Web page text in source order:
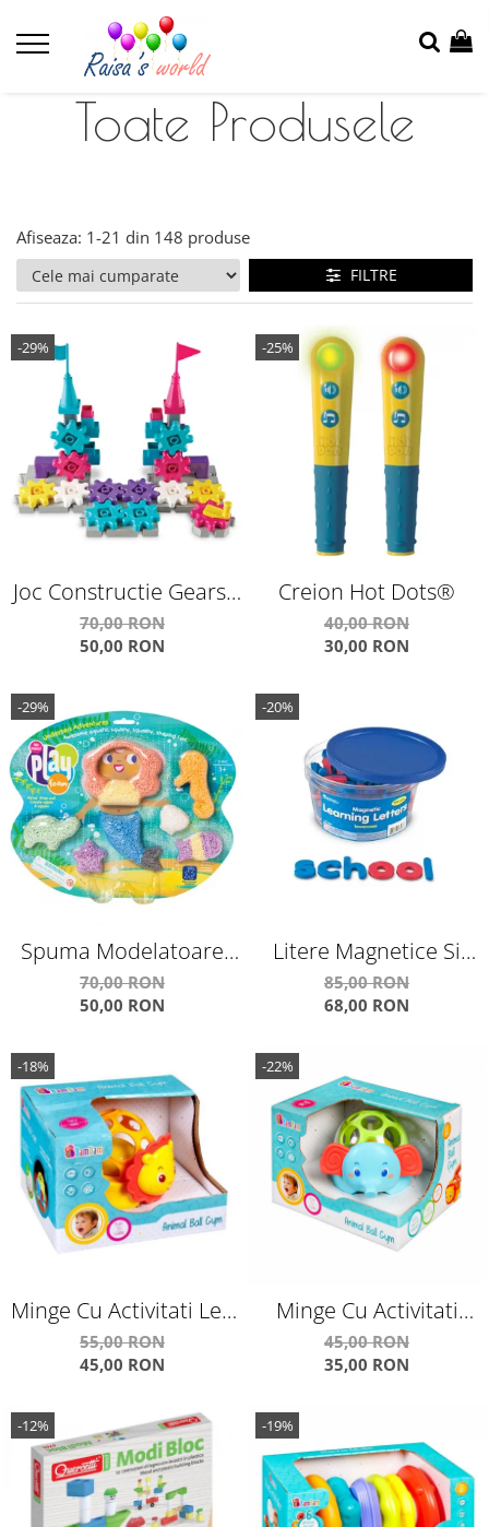
Toate Produsele
Afiseaza: 1-21 din 148 produse
FILTRE
-29%
Joc Constructie Gears!
Gears! Gears!® Castle
Gear
70,00 RON
50,00 RON
-25%
Creion Hot Dots®
40,00 RON
30,00 RON
-29%
Spuma Modelatoare
Themed Sets Undersea
Adventures
70,00 RON
50,00 RON
-20%
Litere Magnetice Si
Colorate Din Spuma
85,00 RON
68,00 RON
-18%
Minge Cu Activitati Leu
E383725
55,00 RON
45,00 RON
-22%
Minge Cu Activitati
Elefant E383726
45,00 RON
35,00 RON
-12% -19%